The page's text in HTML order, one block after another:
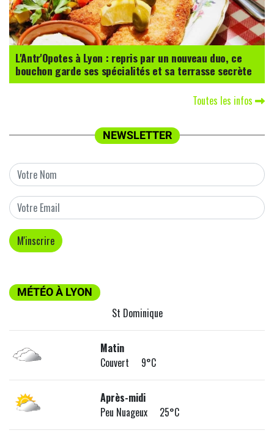
L'Antr'Opotes à Lyon : repris par un nouveau duo, ce
bouchon garde ses spécialités et sa terrasse secrète
Toutes les infos
NEWSLETTER
MÉTÉO À LYON
St Dominique
Matin
Couvert 9°C
Après-midi
Peu Nuageux 25°C